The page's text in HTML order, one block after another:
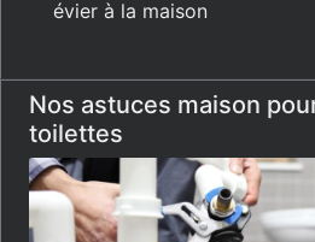
évier à la maison
Nos astuces maison
toilettes